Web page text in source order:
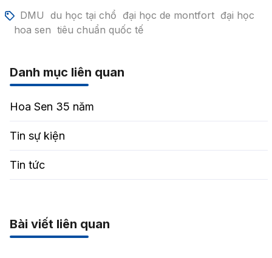
DMU du học tại chổ đại học de montfort đại học
hoa sen tiêu chuẩn quốc tế
Danh mục liên quan
Hoa Sen 35 năm
Tin sự kiện
Tin tức
Bài viết liên quan